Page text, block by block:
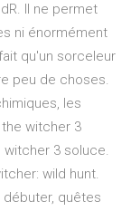
Il ne permet
ni énormément
qu'un sorceleur
peu de choses.
les
witcher 3
3 soluce.
wild hunt.
quêtes